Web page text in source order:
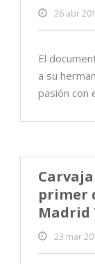
26 abr
El
a su
pasión con
primer
Madrid
23 mar